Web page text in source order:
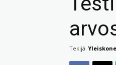
Tekijä Yleiskone